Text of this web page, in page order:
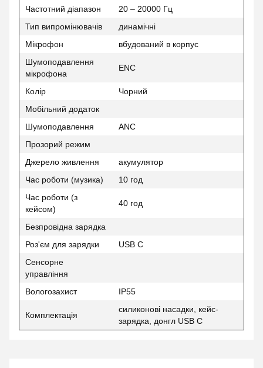
Частотний діапазон
20 – 20000 Гц
Тип випромінювачів
динамічні
Мікрофон
вбудований в корпус
Шумоподавлення
мікрофона
ENC
Колір
Чорний
Мобільний додаток
Шумоподавлення
ANC
Прозорий режим
Джерело живлення
акумулятор
Час роботи (музика)
10 год
Час роботи (з
кейсом)
40 год
Безпровідна зарядка
Роз'єм для зарядки
USB C
Сенсорне
управління
Вологозахист
IP55
Комплектація
силиконові насадки, кейс-
зарядка, донгл USB C